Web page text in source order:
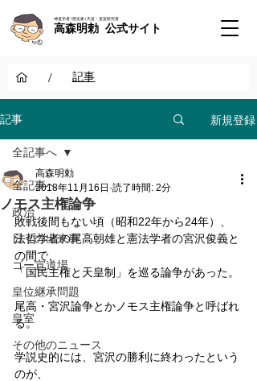
神道学者 / 歴史家 / 天皇・皇室研究者
高森明勅 公式サイト
/ 記事
記事 新規登録
全記事へ
政治
日々の出来事
ゴー宣道場
皇位継承問題
皇室
その他のニュース
全記事へ
ノモス主権論争
高森明勅
2018年11月16日 読了時間: 2分
敗戦後間もない頃（昭和22年から24年）、
法哲学者の尾高朝雄と憲法学者の宮沢俊義と
の間で、
「国民主権と天皇制」を巡る論争があった。
尾高・宮沢論争とかノモス主権論争と呼ばれ
る。
学説史的には、宮沢の勝利に終わったという
のが、